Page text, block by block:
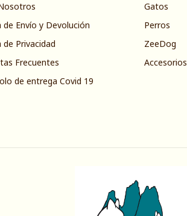
de Envío y Devolución
de Privacidad
Frecuentes
de entrega Covid 19
Gatos
Perros
ZeeDog
Accesorios